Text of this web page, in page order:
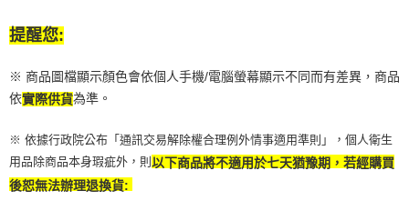
請求用戶進行身份認證。
５．嚴禁一人註冊多個帳號或使用他人資訊註冊。若發現惡意使用之情形，
每筆NT$80，滿NT$290(含以上)免運費
提醒您:
※ 商品圖檔顯示顏色會依個人手機/電腦螢幕顯示不同而有差異，商品
依實際供貨為準。
※ 依據行政院公布「通訊交易解除權合理例外情事適用準則」，個人衛生
用品除商品本身瑕疵外，則 以下商品將不適用於七天猶豫期，若經購買
後恕無法辦理退換貨: